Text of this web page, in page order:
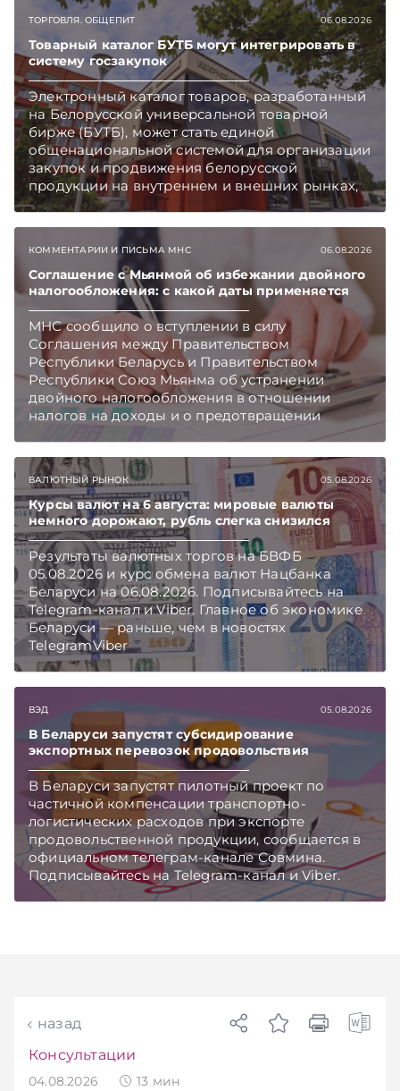
Подписывайтесь на Telegram‑канал и Viber.
Главное об экономике Беларуси — раньше,
чем в новостях TelegramViber
ТОРГОВЛЯ. ОБЩЕПИТ 06.08.2026
Товарный каталог БУТБ могут интегрировать в
систему госзакупок
Электронный каталог товаров, разработанный
на Белорусской универсальной товарной
бирже (БУТБ), может стать единой
общенациональной системой для организации
закупок и продвижения белорусской
продукции на внутреннем и внешних рынках,
сообщает пресс-служба МАРТ.
Главное об экономике Беларуси — раньше,
чем в новостях TelegramViber
КОММЕНТАРИИ И ПИСЬМА МНС 06.08.2026
Соглашение с Мьянмой об избежании двойного
налогообложения: с какой даты применяется
МНС сообщило о вступлении в силу
Соглашения между Правительством
Республики Беларусь и Правительством
Республики Союз Мьянма об устранении
двойного налогообложения в отношении
налогов на доходы и о предотвращении
избежания и уклонения от налогообложения.
Главное об экономике Беларуси — раньше,
чем в новостях TelegramViber
ВАЛЮТНЫЙ РЫНОК 05.08.2026
Курсы валют на 6 августа: мировые валюты
немного дорожают, рубль слегка снизился
Результаты валютных торгов на БВФБ
05.08.2026 и курс обмена валют Нацбанка
Беларуси на 06.08.2026. Подписывайтесь на
Telegram‑канал и Viber. Главное об экономике
Беларуси — раньше, чем в новостях
TelegramViber
ВЭД 05.08.2026
В Беларуси запустят субсидирование
экспортных перевозок продовольствия
В Беларуси запустят пилотный проект по
частичной компенсации транспортно-
логистических расходов при экспорте
продовольственной продукции, сообщается в
официальном телеграм-канале Совмина.
Подписывайтесь на Telegram‑канал и Viber.
Главное об экономике Беларуси — раньше,
назад
Консультации
04.08.2026 13 мин